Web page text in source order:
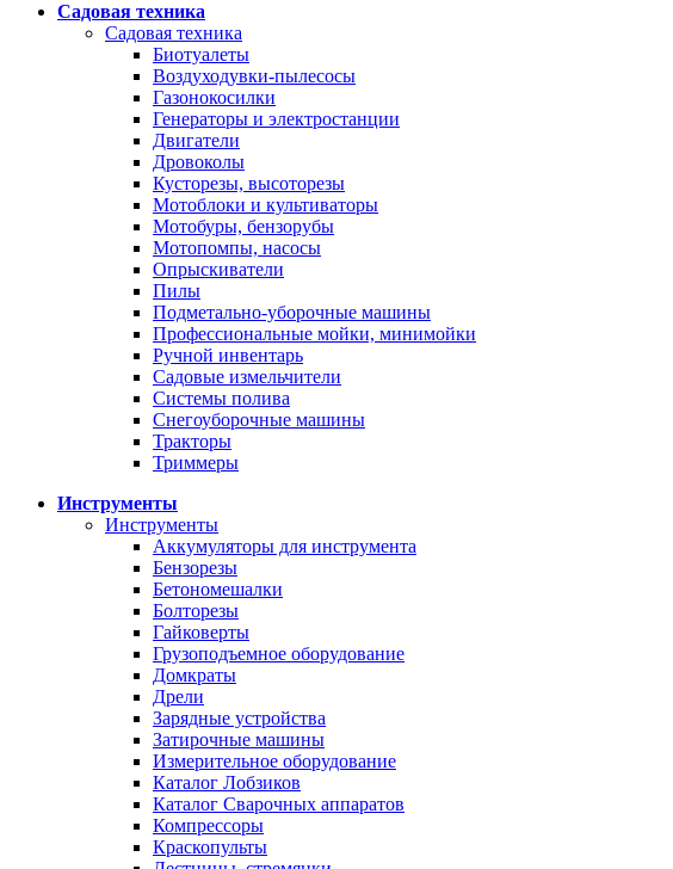
Садовая техника
Садовая техника
Биотуалеты
Воздуходувки-пылесосы
Газонокосилки
Генераторы и электростанции
Двигатели
Дровоколы
Кусторезы, высоторезы
Мотоблоки и культиваторы
Мотобуры, бензорубы
Мотопомпы, насосы
Опрыскиватели
Пилы
Подметально-уборочные машины
Профессиональные мойки, минимойки
Ручной инвентарь
Садовые измельчители
Системы полива
Снегоуборочные машины
Тракторы
Триммеры
Инструменты
Инструменты
Аккумуляторы для инструмента
Бензорезы
Бетономешалки
Болторезы
Гайковерты
Грузоподъемное оборудование
Домкраты
Дрели
Зарядные устройства
Затирочные машины
Измерительное оборудование
Каталог Лобзиков
Каталог Сварочных аппаратов
Компрессоры
Краскопульты